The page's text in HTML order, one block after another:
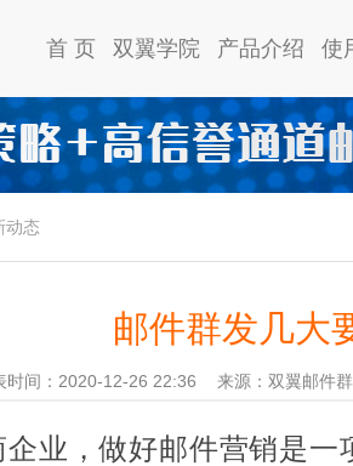
首 页 双翼学院 产品介绍 使
动态
邮件群发几大
时间：2020-12-26 22:36 来源：双翼邮件
业，做好邮件营销是一